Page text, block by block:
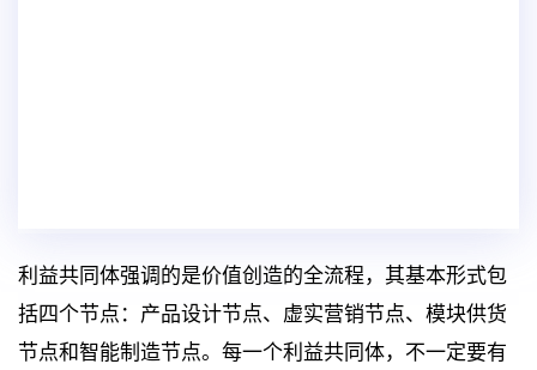
利益共同体强调的是价值创造的全流程，其基本形式包
括四个节点：产品设计节点、虚实营销节点、模块供货
节点和智能制造节点。每一个利益共同体，不一定要有